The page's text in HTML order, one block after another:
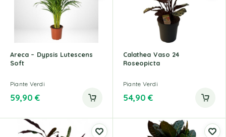
Areca – Dypsis Lutescens
Soft
Piante Verdi
59,90 €
Calathea Vaso 24
Roseopicta
Piante Verdi
54,90 €